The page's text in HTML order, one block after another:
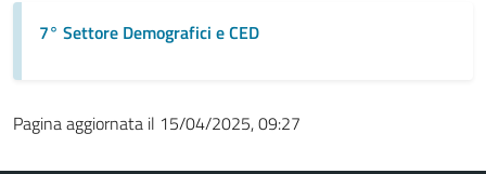
7° Settore Demografici e CED
Pagina aggiornata il 15/04/2025, 09:27